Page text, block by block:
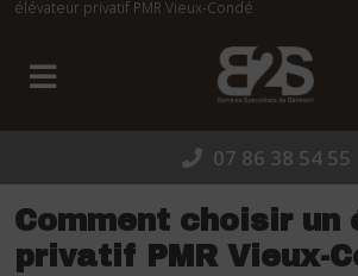
élévateur privatif PMR Vieux-Condé
07 86 38 54 55
Comment choisir un
privatif PMR Vieux-
Panneau de gestion des cookies